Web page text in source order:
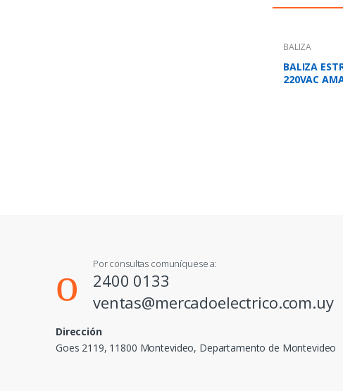
BALIZA
BALIZA
220VAC
Por consultas comuníquese a:
2400 0133
ventas@mercadoelectrico.com.uy
Dirección
Goes 2119, 11800 Montevideo, Departamento de Montevideo